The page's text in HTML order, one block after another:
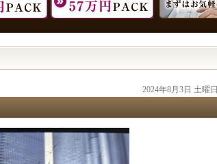
2024年8月3日 土曜日